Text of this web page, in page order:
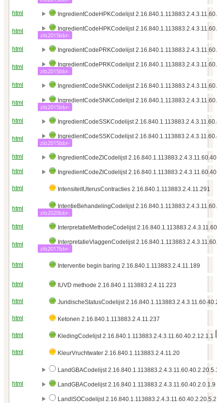
html IngredientCodeHPKCodelijst
html IngredientCodeHPKCodelijst
zib2015bbr-
html IngredientCodePRKCodelijst
html IngredientCodePRKCodelijst
zib2015bbr-
html IngredientCodeSNKCodelijst
html IngredientCodeSNKCodelijst
zib2015bbr-
html IngredientCodeSSKCodelijst
html IngredientCodeSSKCodelijst
zib2015bbr-
html
IngredientCodeZICodelijst
html
IngredientCodeZICodelijst
html IntensiteitUterusContracties 2.16.840.1.113883.2.4.11.291
html IntentieBehandelingCodelijst
zib2020bbr-
html InterpretatieMethodeCodelijst
html InterpretatieVlaggenCodelijst
zib2017bbr-
html Interventie begin baring 2.16.840.1.113883.2.4.11.189
html IUVD methode 2.16.840.1.113883.2.4.11.223
html JuridischeStatusCodelijst
html Ketonen 2.16.840.1.113883.2.4.11.237
html KledingCodelijst 2.16.840.1.113883.2.4.3.11.60.40.2.12.1.1
html KleurVruchtwater 2.16.840.1.113883.2.4.11.20
LandGBACodelijst
html
LandGBACodelijst 2.16.840.1.113883.2.4.3.11.60.40.2.0.1.9
LandISOCodelijst 2.16.840.1.113883.2.4.3.11.60.40.2.20.5.2